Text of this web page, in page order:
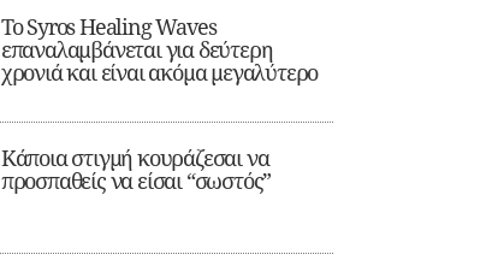
Το Syros Healing Waves
επαναλαμβάνεται για δεύτερη
χρονιά και είναι ακόμα μεγαλύτερο
Κάποια στιγμή κουράζεσαι να
προσπαθείς να είσαι “σωστός”